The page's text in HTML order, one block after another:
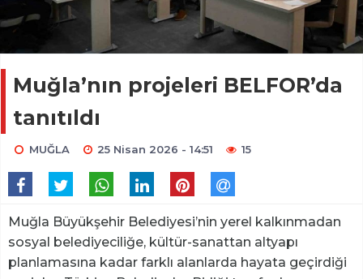
Muğla’nın projeleri BELFOR’da
tanıtıldı
MUĞLA 25 Nisan 2026 - 14:51 15
Muğla Büyükşehir Belediyesi’nin yerel kalkınmadan
sosyal belediyeciliğe, kültür-sanattan altyapı
planlamasına kadar farklı alanlarda hayata geçirdiği